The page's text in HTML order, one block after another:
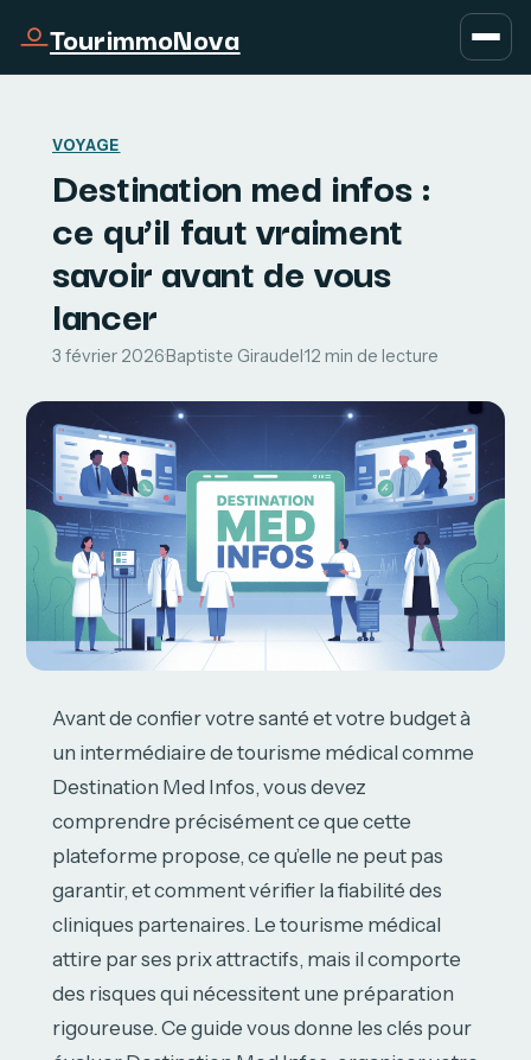
TourimmoNova
VOYAGE
Destination med infos :
ce qu’il faut vraiment
savoir avant de vous
lancer
3 février 2026·Baptiste Giraudel·12 min de lecture
Avant de confier votre santé et votre budget à
un intermédiaire de tourisme médical comme
Destination Med Infos, vous devez
comprendre précisément ce que cette
plateforme propose, ce qu’elle ne peut pas
garantir, et comment vérifier la fiabilité des
cliniques partenaires. Le tourisme médical
attire par ses prix attractifs, mais il comporte
des risques qui nécessitent une préparation
rigoureuse. Ce guide vous donne les clés pour